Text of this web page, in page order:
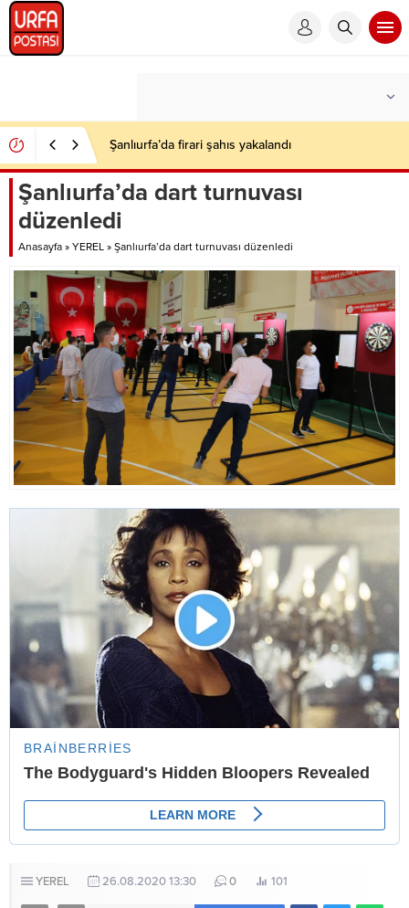
Şanlıurfa’da firari şahıs yakalandı
Şanlıurfa’da dart turnuvası
düzenledi
Anasayfa » YEREL » Şanlıurfa’da dart turnuvası düzenledi
YEREL 26.08.2020 13:30 0 101